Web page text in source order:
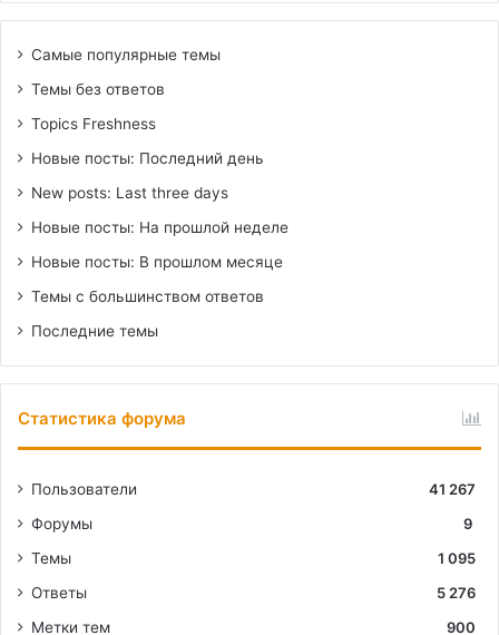
Самые популярные темы
Темы без ответов
Topics Freshness
Новые посты: Последний день
New posts: Last three days
Новые посты: На прошлой неделе
Новые посты: В прошлом месяце
Темы с большинством ответов
Последние темы
Статистика форума
Пользователи
41 267
Форумы
9
Темы
1 095
Ответы
5 276
Метки тем
900